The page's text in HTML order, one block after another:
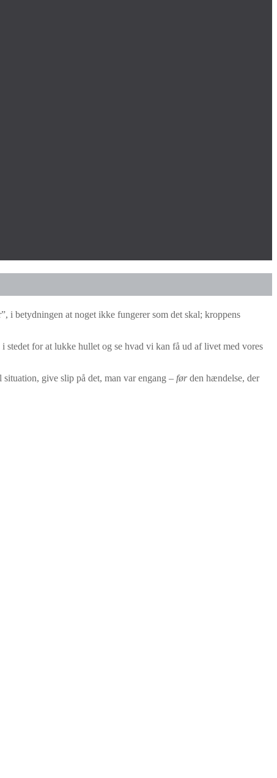
i betydningen at noget ikke fungerer som det skal; kroppens
for at lukke hullet og se hvad vi kan få ud af livet med vores
give slip på det, man var engang – førden hændelse, der